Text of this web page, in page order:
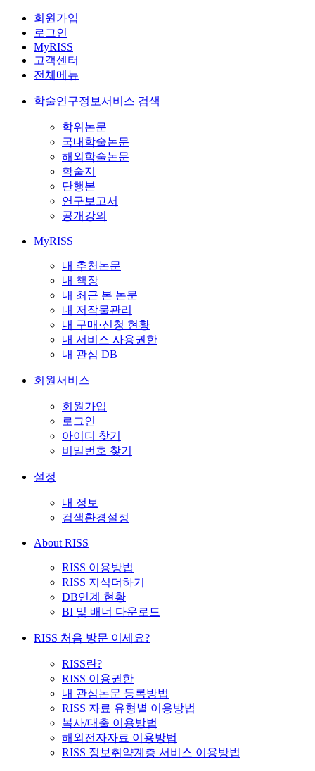
회원가입
로그인
MyRISS
고객센터
전체메뉴
학술연구정보서비스 검색
학위논문
국내학술논문
해외학술논문
학술지
단행본
연구보고서
공개강의
MyRISS
내 추천논문
내 책장
내 최근 본 논문
내 저작물관리
내 구매·신청 현황
내 서비스 사용권한
내 관심 DB
회원서비스
회원가입
로그인
아이디 찾기
비밀번호 찾기
설정
내 정보
검색환경설정
About RISS
RISS 이용방법
RISS 지식더하기
DB연계 현황
BI 및 배너 다운로드
RISS 처음 방문 이세요?
RISS란?
RISS 이용권한
내 관심논문 등록방법
RISS 자료 유형별 이용방법
복사/대출 이용방법
해외전자자료 이용방법
RISS 정보취약계층 서비스 이용방법